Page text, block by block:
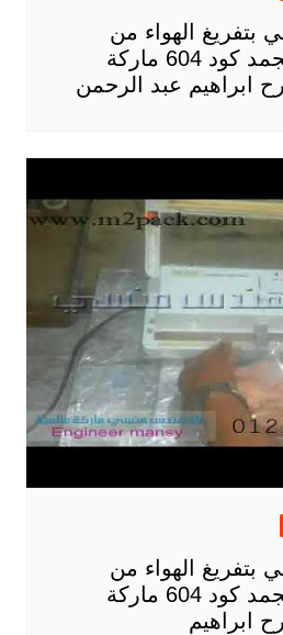
بتفريغ الهواء من
أكياس الدجاج المجمد كود 604 ماركة
عبد الرحمن
بتفريغ الهواء من
أكياس الدجاج المجمد كود 604 ماركة
ابراهيم